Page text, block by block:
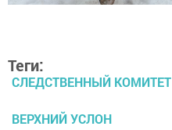
Теги:
СЛЕДСТВЕННЫЙ КОМИТЕТ
ВЕРХНИЙ УСЛОН